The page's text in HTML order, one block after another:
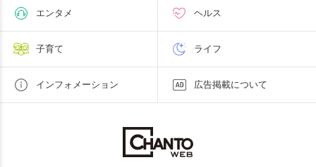
エンタメ ヘルス
子育て ライフ
インフォメーション 広告掲載について